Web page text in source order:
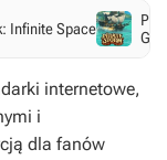
Infinite Space
internetowe,
i
dla fanów